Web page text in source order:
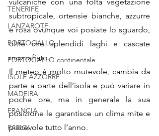
TENERIFE
LANZAROTE
PORTOGALLO
PORTOGALLO continentale
ISOLE AZZORRE
MADEIRA
FRANCIA
PARIGI
subtropicale, ortensie bianche, azzurre
e rosa ovunque voi posiate lo sguardo,
oltre che splendidi laghi e cascate
mozzafiato.
Il meteo è molto mutevole, cambia da
parte a parte dell’isola e può variare in
poche ore, ma in generale la sua
posizione le garantisce un clima mite e
piacevole tutto l’anno.